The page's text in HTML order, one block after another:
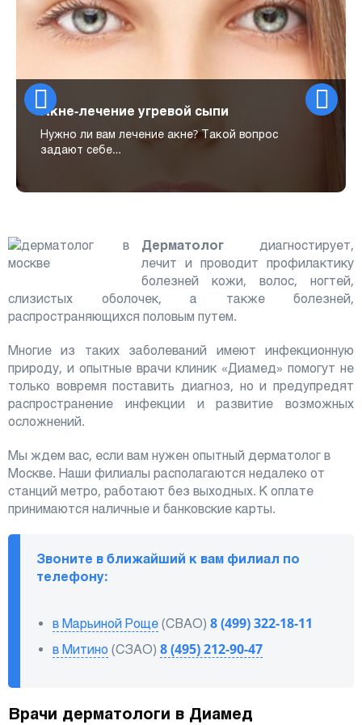
Акне-лечение угревой сыпи
Нужно ли вам лечение акне? Такой вопрос
задают себе…
Дерматолог диагностирует,
лечит и проводит профилактику
болезней кожи, волос, ногтей,
слизистых оболочек, а также болезней,
распространяющихся половым путем.
Многие из таких заболеваний имеют инфекционную
природу, и опытные врачи клиник «Диамед» помогут не
только вовремя поставить диагноз, но и предупредят
распространение инфекции и развитие возможных
осложнений.
Мы ждем вас, если вам нужен опытный дерматолог в
Москве. Наши филиалы располагаются недалеко от
станций метро, работают без выходных. К оплате
принимаются наличные и банковские карты.
Звоните в ближайший к вам филиал по
телефону:
в Марьиной Роще (СВАО) 8 (499) 322-18-11
в Митино (СЗАО) 8 (495) 212-90-47
Врачи дерматологи в Диамед